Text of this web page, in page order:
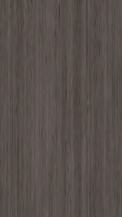
エバーアートボ
Ｈ1820 - テラゾブ
パネマ・ホワイト